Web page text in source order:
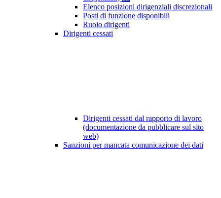
Elenco posizioni dirigenziali discrezionali
Posti di funzione disponibili
Ruolo dirigenti
Dirigenti cessati
Dirigenti cessati dal rapporto di lavoro
(documentazione da pubblicare sul sito
web)
Sanzioni per mancata comunicazione dei dati